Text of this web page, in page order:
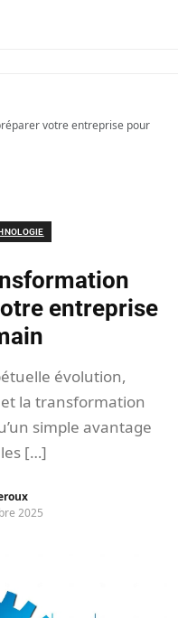
votre entreprise pour
entreprise
évolution,
la transformation
simple avantage
[…]
2025